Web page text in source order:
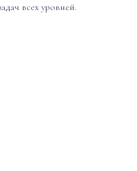
всех уровней.